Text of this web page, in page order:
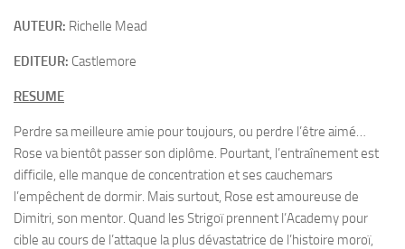
AUTEUR: Richelle Mead
EDITEUR: Castlemore
RESUME
Perdre sa meilleure amie pour toujours, ou perdre l’être aimé…
Rose va bientôt passer son diplôme. Pourtant, l’entraînement est
difficile, elle manque de concentration et ses cauchemars
l’empêchent de dormir. Mais surtout, Rose est amoureuse de
Dimitri, son mentor. Quand les Strigoï prennent l’Academy pour
cible au cours de l’attaque la plus dévastatrice de l’histoire moroï,